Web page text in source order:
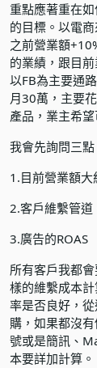
重點應著重在
的目標。以電
之前營業額
的業績，跟目
以FB為主要通
月30萬，主要
產品，業主希
我會先詢問三點
1.目前營業額
2.客戶維繫管道
3.廣告的ROAS
所有客戶我都
樣的維繫成本
率是否良好，
購，如果都沒
號或是簡訊、
本要詳加計算。